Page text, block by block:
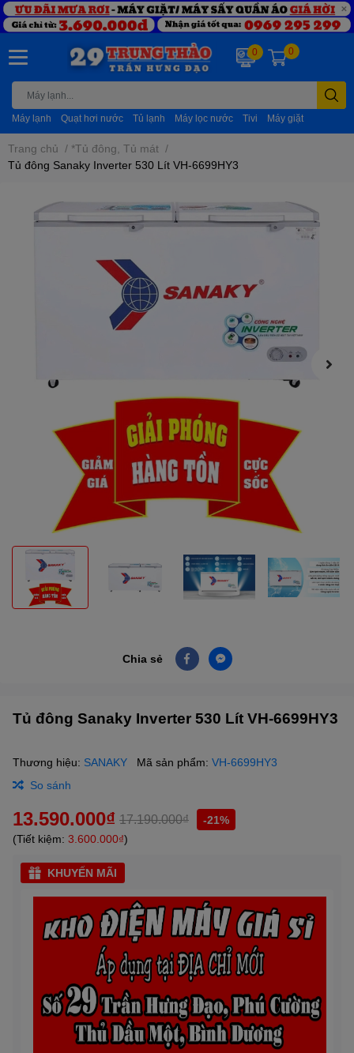
Máy lạnh Quạt hơi nước Tủ lạnh Máy lọc nước Tivi Máy giặt
0 0
Trang chủ / *Tủ đông, Tủ mát /
Tủ đông Sanaky Inverter 530 Lít VH-6699HY3
Chia sẻ
Tủ đông Sanaky Inverter 530 Lít VH-6699HY3
Thương hiệu: SANAKY Mã sản phẩm: VH-6699HY3
So sánh
13.590.000₫ 17.190.000₫
-21%
(Tiết kiệm: 3.600.000₫)
KHUYẾN MÃI